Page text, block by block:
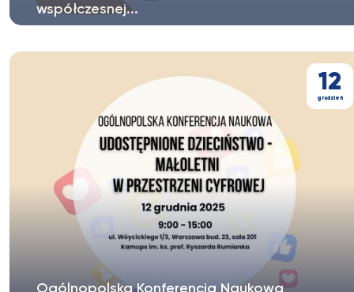
współczesnej...
Studentów WPiA wraz z Wydziałem...
12
grudzień
Ogólnopolska Konferencja Naukowa